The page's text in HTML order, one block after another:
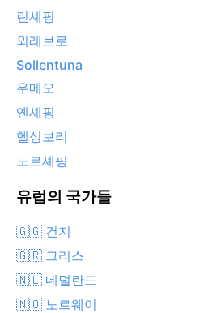
린셰핑
외레브로
Sollentuna
우메오
옌셰핑
헬싱보리
노르셰핑
유럽의 국가들
🇬🇬 건지
🇬🇷 그리스
🇳🇱 네덜란드
🇳🇴 노르웨이